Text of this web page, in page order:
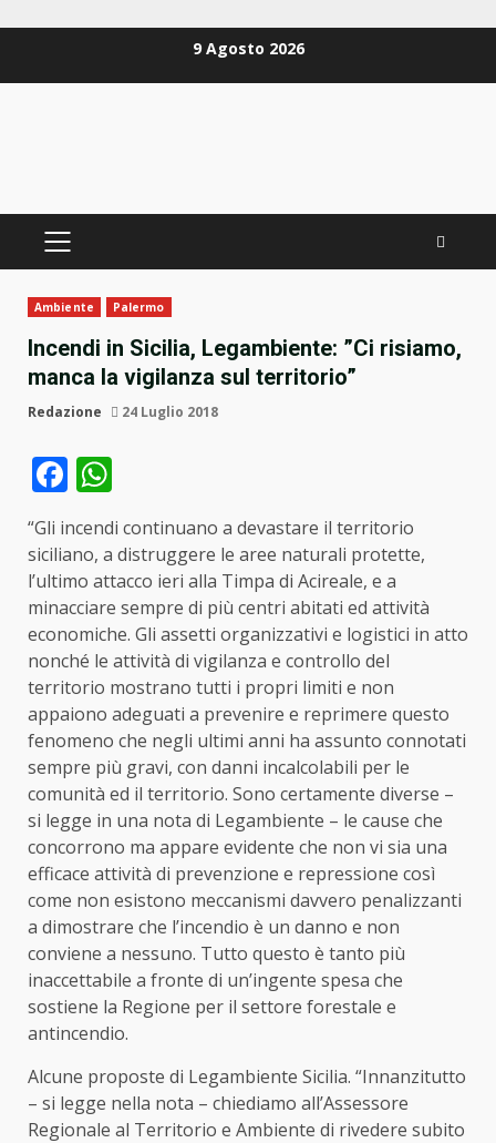
9 Agosto 2026
PRIMÄRES
Ambiente Palermo
Incendi in Sicilia, Legambiente: ”Ci risiamo,
manca la vigilanza sul territorio”
Redazione 24 Luglio 2018
Facebook
“Gli incendi continuano a devastare il territorio
siciliano, a distruggere le aree naturali protette,
l’ultimo attacco ieri alla Timpa di Acireale, e a
minacciare sempre di più centri abitati ed attività
economiche. Gli assetti organizzativi e logistici in atto
nonché le attività di vigilanza e controllo del
territorio mostrano tutti i propri limiti e non
appaiono adeguati a prevenire e reprimere questo
fenomeno che negli ultimi anni ha assunto connotati
sempre più gravi, con danni incalcolabili per le
comunità ed il territorio. Sono certamente diverse –
si legge in una nota di Legambiente – le cause che
concorrono ma appare evidente che non vi sia una
efficace attività di prevenzione e repressione così
come non esistono meccanismi davvero penalizzanti
a dimostrare che l’incendio è un danno e non
conviene a nessuno. Tutto questo è tanto più
inaccettabile a fronte di un’ingente spesa che
sostiene la Regione per il settore forestale e
antincendio.
Alcune proposte di Legambiente Sicilia. “Innanzitutto
– si legge nella nota – chiediamo all’Assessore
Regionale al Territorio e Ambiente di rivedere subito